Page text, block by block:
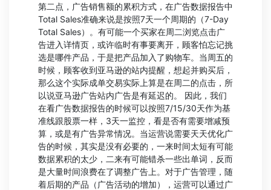
第二点，广告销售额的累积方式，在广告数据报告中
Total Sales准确来说是按照7天一个周期的（7-Day
Total Sales）。有可能一个买家在周二浏览点击广
告进入详情页，或许临时有事要离开，顾客怕忘记挑
选是哪件产品，于是把产品加入了购物车。当周五的
时候，顾客收到亚马逊的站内提醒，想起并购买后，
那么这个实际成单交易实际上算是在周二的点击，所
以说亚马逊广告站内广告是有延迟的。 因此，我们
在看广告数据报告的时候可以按照7/15/30天作为基
准线跟股票一样，3天一监控，看是否有需要增减预
算，或是有广告异常情况。当运营说需要天天优化广
告的时候，其实是没有必要的，一来时间太短有可能
数据累积的太少，二来有可能错杀一些出单词，反而
是大量时间浪费在了调整广告上。对于广告管理，随
着后期的产品（广告活动的增加），运营可以通过广